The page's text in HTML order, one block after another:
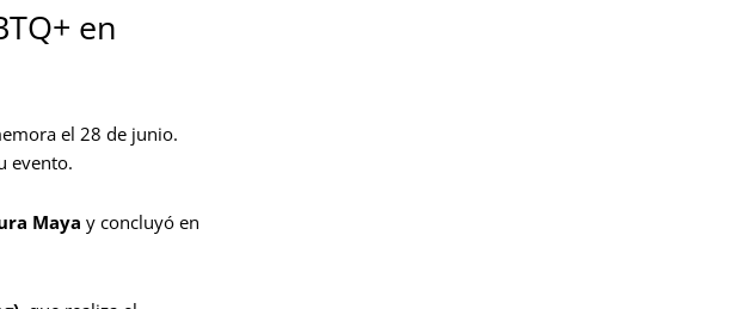
en
el 28 de junio.
evento.
Maya y concluyó en